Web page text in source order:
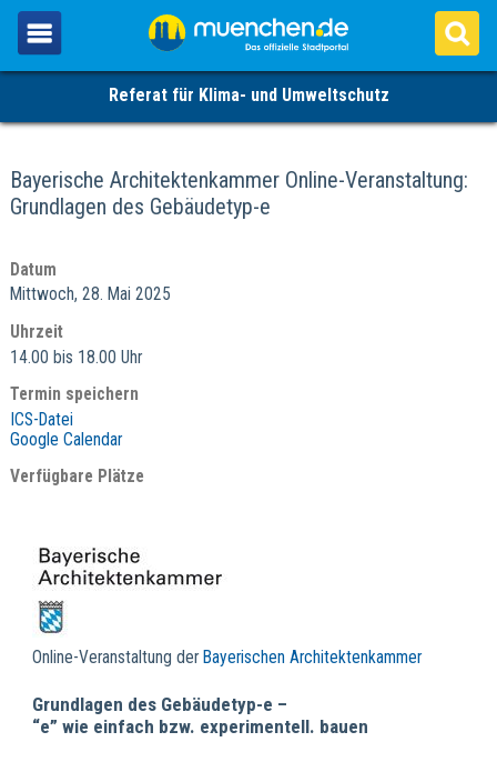
Referat für Klima- und Umweltschutz
Bayerische Architektenkammer Online-Veranstaltung:
Grundlagen des Gebäudetyp-e
Datum
Mittwoch, 28. Mai 2025
Uhrzeit
14.00 bis 18.00 Uhr
Termin speichern
ICS-Datei
Google Calendar
Verfügbare Plätze
Online-Veranstaltung der Bayerischen Architektenkammer
Grundlagen des Gebäudetyp-e –
“e” wie einfach bzw. experimentell. bauen